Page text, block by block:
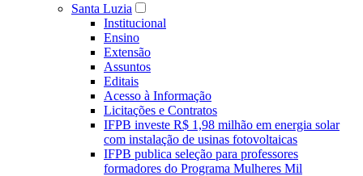
Santa Luzia
Institucional
Ensino
Extensão
Assuntos
Editais
Acesso à Informação
Licitações e Contratos
IFPB investe R$ 1,98 milhão em energia solar
com instalação de usinas fotovoltaicas
IFPB publica seleção para professores
formadores do Programa Mulheres Mil